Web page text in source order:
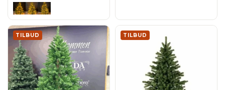
TILBUD TILBUD